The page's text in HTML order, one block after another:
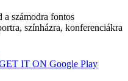
a számodra fontos
színházra, konferenciákra
IT ON Google Play